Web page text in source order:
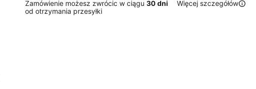
Zamówienie możesz zwrócic w ciągu 30 dni
od otrzymania przesyłki
Więcej szczegółów